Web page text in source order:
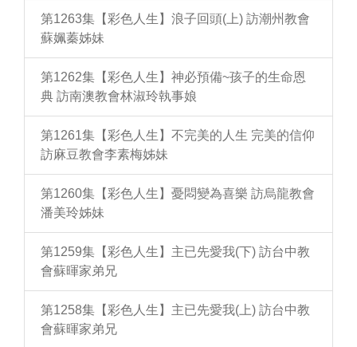
第1263集【彩色人生】浪子回頭(上) 訪潮州教會
蘇姵蓁姊妹
第1262集【彩色人生】神必預備~孩子的生命恩
典 訪南澳教會林淑玲執事娘
第1261集【彩色人生】不完美的人生 完美的信仰
訪麻豆教會李素梅姊妹
第1260集【彩色人生】憂悶變為喜樂 訪烏龍教會
潘美玲姊妹
第1259集【彩色人生】主已先愛我(下) 訪台中教
會蘇暉家弟兄
第1258集【彩色人生】主已先愛我(上) 訪台中教
會蘇暉家弟兄